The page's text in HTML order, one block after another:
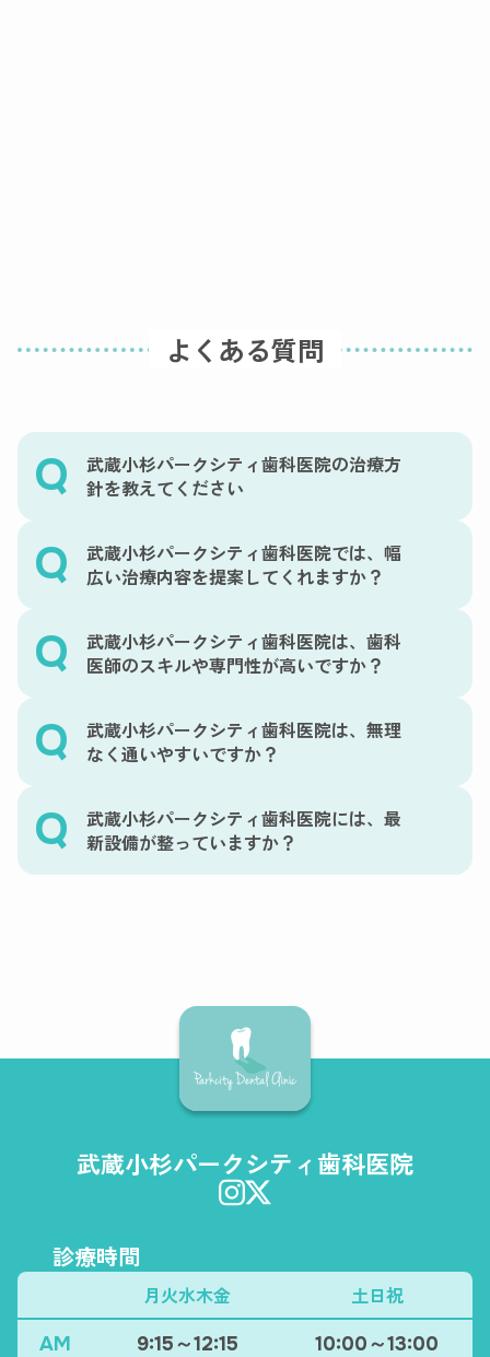
よくある質問
武蔵小杉パークシティ歯科医院の治療方
針を教えてください
武蔵小杉パークシティ歯科医院では、幅
広い治療内容を提案してくれますか？
武蔵小杉パークシティ歯科医院は、歯科
医師のスキルや専門性が高いですか？
武蔵小杉パークシティ歯科医院は、無理
なく通いやすいですか？
武蔵小杉パークシティ歯科医院には、最
新設備が整っていますか？
武蔵小杉パークシティ歯科医院
診療時間
月火水木金 土日祝
AM 9:15～12:15 10:00～13:00